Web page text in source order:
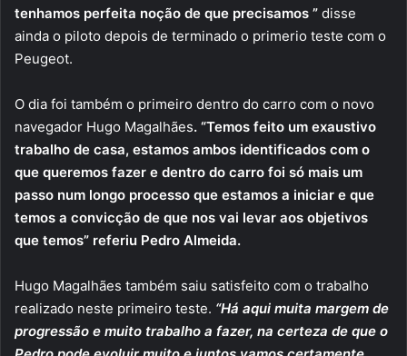
tenhamos perfeita noção de que precisamos ” disse
ainda o piloto depois de terminado o primerio teste com o
Peugeot.
O dia foi também o primeiro dentro do carro com o novo
navegador Hugo Magalhães. “Temos feito um exaustivo
trabalho de casa, estamos ambos identificados com o
que queremos fazer e dentro do carro foi só mais um
passo num longo processo que estamos a iniciar e que
temos a convicção de que nos vai levar aos objetivos
que temos” referiu Pedro Almeida.
Hugo Magalhães também saiu satisfeito com o trabalho
realizado neste primeiro teste. “Há aqui muita margem de
progressão e muito trabalho a fazer, na certeza de que o